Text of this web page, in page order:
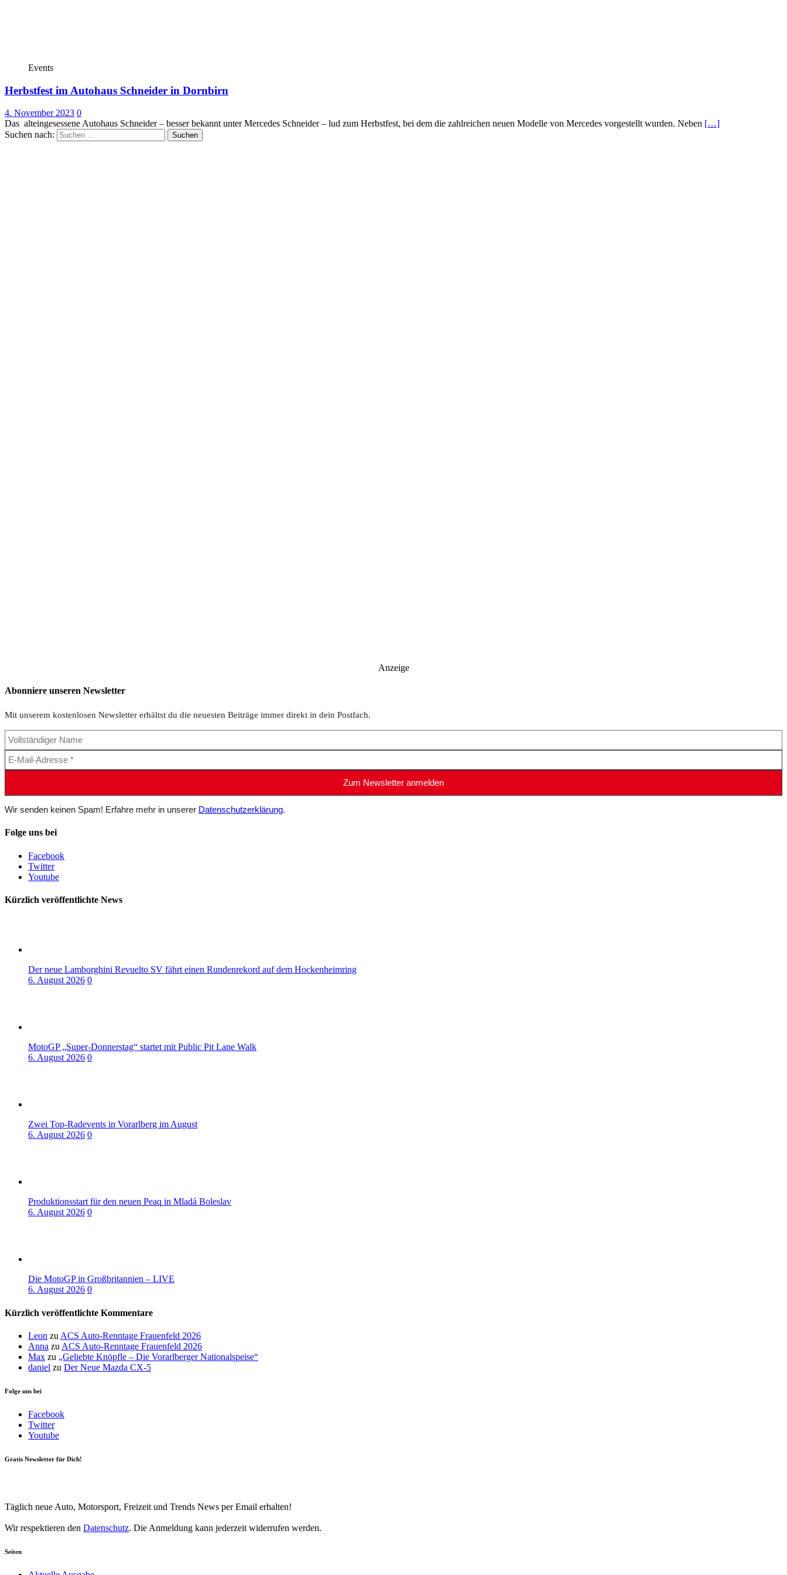
Events
Herbstfest im Autohaus Schneider in Dornbirn
4. November 2023 0
Das alteingesessene Autohaus Schneider – besser bekannt unter Mercedes Schneider – lud zum Herbstfest, bei dem die zahlreichen neuen Modelle von Mercedes vorgestellt wurden. Neben […]
Suchen nach:
Anzeige
Abonniere unseren Newsletter
Mit unserem kostenlosen Newsletter erhältst du die neuesten Beiträge immer direkt in dein Postfach.
Wir senden keinen Spam! Erfahre mehr in unserer Datenschutzerklärung.
Folge uns bei
Facebook
Twitter
Youtube
Kürzlich veröffentlichte News
Der neue Lamborghini Revuelto SV fährt einen Rundenrekord auf dem Hockenheimring
6. August 2026 0
MotoGP „Super-Donnerstag“ startet mit Public Pit Lane Walk
6. August 2026 0
Zwei Top-Radevents in Vorarlberg im August
6. August 2026 0
Produktionsstart für den neuen Peaq in Mladá Boleslav
6. August 2026 0
Die MotoGP in Großbritannien – LIVE
6. August 2026 0
Kürzlich veröffentlichte Kommentare
Leon zu ACS Auto-Renntage Frauenfeld 2026
Anna zu ACS Auto-Renntage Frauenfeld 2026
Max zu „Geliebte Knöpfle – Die Vorarlberger Nationalspeise“
daniel zu Der Neue Mazda CX-5
Folge uns bei
Facebook
Twitter
Youtube
Gratis Newsletter für Dich!
Täglich neue Auto, Motorsport, Freizeit und Trends News per Email erhalten!
Wir respektieren den Datenschutz. Die Anmeldung kann jederzeit widerrufen werden.
Seiten